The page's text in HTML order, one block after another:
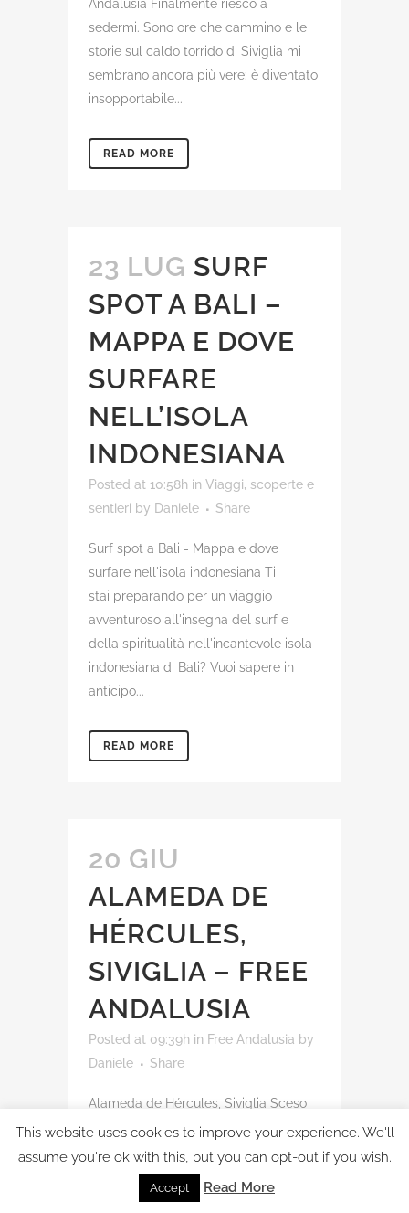
Andalusia Finalmente riesco a
sedermi. Sono ore che cammino e le
storie sul caldo torrido di Siviglia mi
sembrano ancora più vere: è diventato
insopportabile...
READ MORE
23 LUG SURF
SPOT A BALI –
MAPPA E DOVE
SURFARE
NELL’ISOLA
INDONESIANA
Posted at 10:58h in Viaggi, scoperte e
sentieri by Daniele Share
Surf spot a Bali - Mappa e dove
surfare nell'isola indonesiana Ti
stai preparando per un viaggio
avventuroso all'insegna del surf e
della spiritualità nell'incantevole isola
indonesiana di Bali? Vuoi sapere in
anticipo...
READ MORE
20 GIU
ALAMEDA DE
HÉRCULES,
SIVIGLIA – FREE
ANDALUSIA
Posted at 09:39h in Free Andalusia by
Daniele
Share
Alameda de Hércules, Siviglia Sceso
dall'autobus mi sono diretto verso un
centro commerciale cercando un
posto con il wi-fi gratuito. Lo trovo
all'interno di una taperia. chiedo aiuto
This website uses cookies to improve your experience. We'll
assume you're ok with this, but you can opt-out if you wish.
Accept Read More